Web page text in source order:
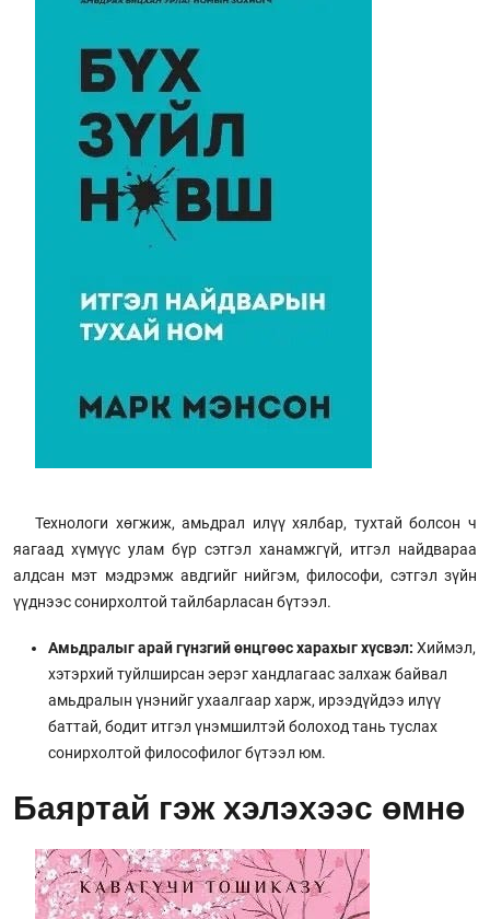
Технологи хөгжиж, амьдрал илүү хялбар, тухтай болсон ч
яагаад хүмүүс улам бүр сэтгэл ханамжгүй, итгэл найдвараа
алдсан мэт мэдрэмж авдгийг нийгэм, философи, сэтгэл зүйн
үүднээс сонирхолтой тайлбарласан бүтээл.
Амьдралыг арай гүнзгий өнцгөөс харахыг хүсвэл: Хиймэл,
хэтэрхий туйлширсан эерэг хандлагаас залхаж байвал
амьдралын үнэнийг ухаалгаар харж, ирээдүйдээ илүү
баттай, бодит итгэл үнэмшилтэй болоход тань туслах
сонирхолтой философилог бүтээл юм.
Баяртай гэж хэлэхээс өмнө